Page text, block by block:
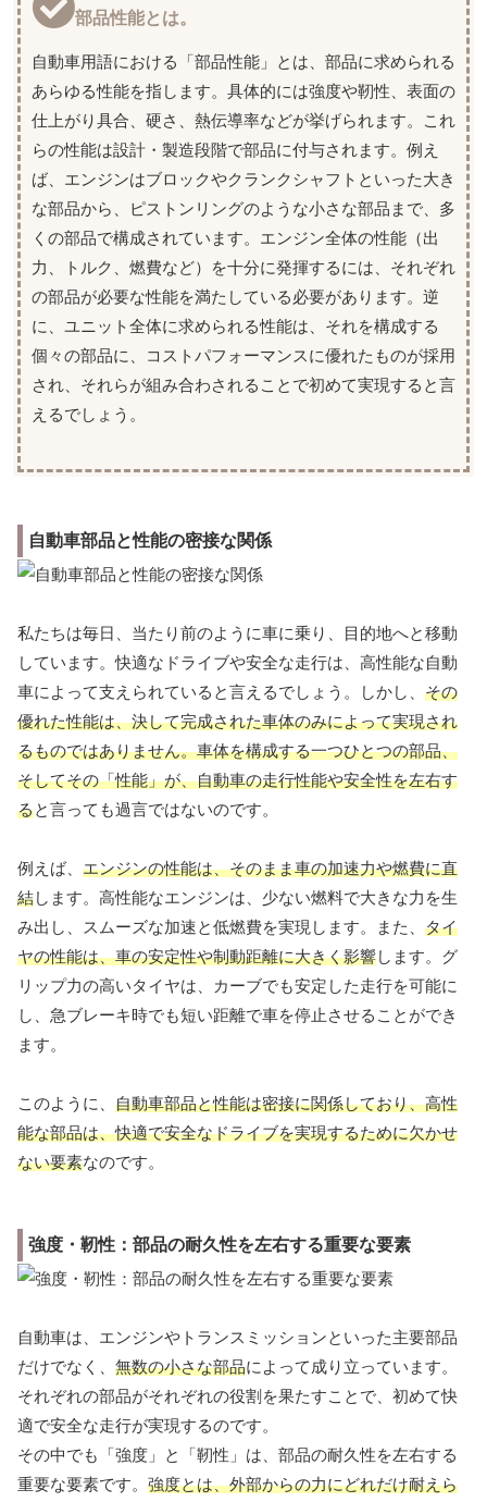
部品性能とは。
自動車用語における「部品性能」とは、部品に求められる
あらゆる性能を指します。具体的には強度や靭性、表面の
仕上がり具合、硬さ、熱伝導率などが挙げられます。これ
らの性能は設計・製造段階で部品に付与されます。例え
ば、エンジンはブロックやクランクシャフトといった大き
な部品から、ピストンリングのような小さな部品まで、多
くの部品で構成されています。エンジン全体の性能（出
力、トルク、燃費など）を十分に発揮するには、それぞれ
の部品が必要な性能を満たしている必要があります。逆
に、ユニット全体に求められる性能は、それを構成する
個々の部品に、コストパフォーマンスに優れたものが採用
され、それらが組み合わされることで初めて実現すると言
えるでしょう。
自動車部品と性能の密接な関係
私たちは毎日、当たり前のように車に乗り、目的地へと移動
しています。快適なドライブや安全な走行は、高性能な自動
車によって支えられていると言えるでしょう。しかし、 その
優れた性能は、決して完成された車体のみによって実現され
るものではありません。車体を構成する一つひとつの部品、
そしてその「性能」が、自動車の走行性能や安全性を左右す
ると言っても過言ではないのです。
例えば、 エンジンの性能は、そのまま車の加速力や燃費に直
結します。高性能なエンジンは、少ない燃料で大きな力を生
み出し、スムーズな加速と低燃費を実現します。また、 タイ
ヤの性能は、車の安定性や制動距離に大きく影響します。グ
リップ力の高いタイヤは、カーブでも安定した走行を可能に
し、急ブレーキ時でも短い距離で車を停止させることができ
ます。
このように、 自動車部品と性能は密接に関係しており、高性
能な部品は、快適で安全なドライブを実現するために欠かせ
ない要素なのです。
強度・靭性：部品の耐久性を左右する重要な要素
自動車は、エンジンやトランスミッションといった主要部品
だけでなく、 無数の小さな部品によって成り立っています。
それぞれの部品がそれぞれの役割を果たすことで、初めて快
適で安全な走行が実現するのです。
その中でも「強度」と「靭性」は、部品の耐久性を左右する
重要な要素です。 強度とは、外部からの力にどれだけ耐えら